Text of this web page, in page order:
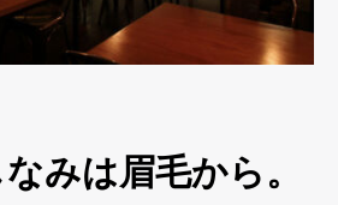
みは眉毛から。